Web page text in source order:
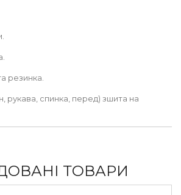
резинка.
рукава, спинка, перед) зшита на
марки «Vilene», вага 180г / м2-товщина
ТОВАРИ